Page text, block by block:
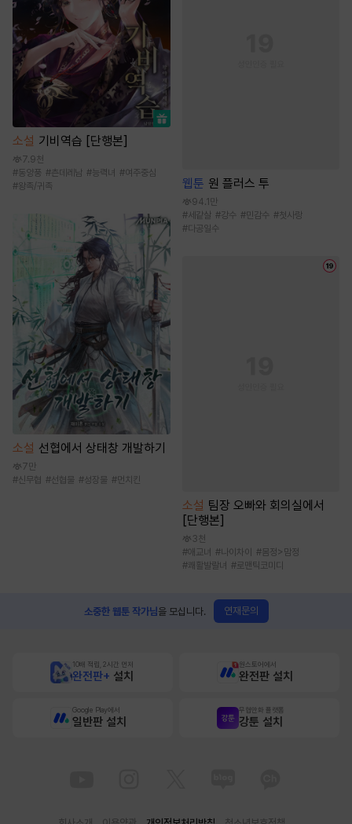
소설 기비역습 [단행본]
7.9천
#동양풍 #츤데레남 #능력녀 #여주중심
#왕족/귀족
소설 선협에서 상태창 개발하기
7만
#신무협 #선협물 #성장물 #먼치킨
웹툰 원 플러스 투
94.1만
#세같살 #강수 #민감수 #첫사랑
#다공일수
소설 팀장 오빠와 회의실에서
[단행본]
3천
#애교녀 #나이차이 #몸정>맘정
#쾌활발랄녀 #로맨틱코미디
소중한 웹툰 작가님을 모십니다. 연재문의
10배 적립, 2시간 먼저
완전판+ 설치
원스토어에서
완전판 설치
Google Play에서
일반판 설치
무협만화 플랫폼
강툰 설치